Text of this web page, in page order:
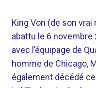
King Von (de son
abattu le 6 novembre
avec l’équipage de
homme de Chicago,
également décédé